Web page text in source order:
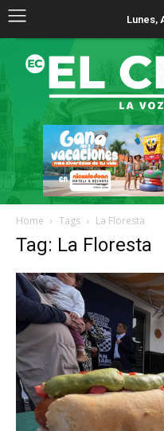
Lunes,
Home Tags La Floresta
Tag: La Floresta